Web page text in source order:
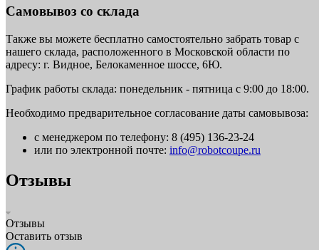
Самовывоз со склада
Также вы можете бесплатно самостоятельно забрать товар с
нашего склада, расположенного в Московской области по
адресу: г. Видное, Белокаменное шоссе, 6Ю.
График работы склада: понедельник - пятница с 9:00 до 18:00.
Необходимо предварительное согласование даты самовывоза:
с менеджером по телефону: 8 (495) 136-23-24
или по электронной почте: info@robotcoupe.ru
Отзывы
Отзывы
Оставить отзыв